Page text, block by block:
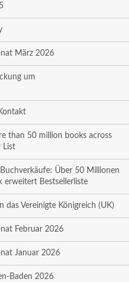
März 2026
um
than 50 million books across
List
Über 50 Millionen
erweitert Bestsellerliste
das Vereinigte Königreich (UK)
Februar 2026
Januar 2026
Baden 2026